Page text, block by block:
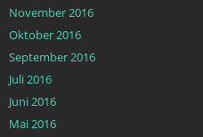
November 2016
Oktober 2016
September 2016
Juli 2016
Juni 2016
Mai 2016